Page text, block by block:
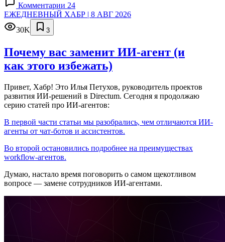
Комментарии 24
ЕЖЕДНЕВНЫЙ ХАБР | 8 АВГ 2026
30K
3
Почему вас заменит ИИ‑агент (и
как этого избежать)
Привет, Хабр! Это Илья Петухов, руководитель проектов
развития ИИ-решений в Directum. Сегодня я продолжаю
серию статей про ИИ-агентов:
В первой части статьи мы разобрались, чем отличаются ИИ-
агенты от чат-ботов и ассистентов.
Во второй остановились подробнее на преимуществах
workflow-агентов.
Думаю, настало время поговорить о самом щекотливом
вопросе — замене сотрудников ИИ-агентами.